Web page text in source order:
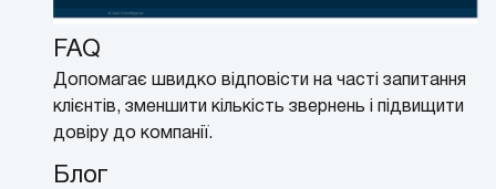
FAQ
Допомагає швидко відповісти на часті запитання
клієнтів, зменшити кількість звернень і підвищити
довіру до компанії.
Блог